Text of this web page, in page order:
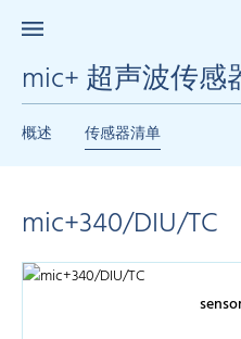
mic+ 超声波传感
概述 传感器清单
mic+340/DIU/TC